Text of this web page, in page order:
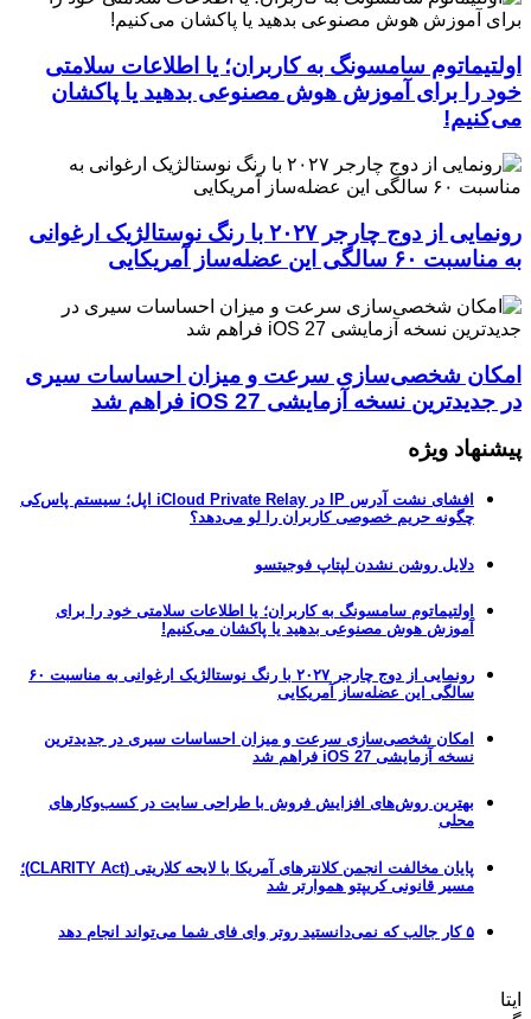
اولتیماتوم سامسونگ به کاربران؛ یا اطلاعات سلامتی
خود را برای آموزش هوش مصنوعی بدهید یا پاکشان
می‌کنیم!
رونمایی از دوج چارجر ۲۰۲۷ با رنگ نوستالژیک ارغوانی
به مناسبت ۶۰ سالگی این عضله‌ساز آمریکایی
امکان شخصی‌سازی سرعت و میزان احساسات سیری
در جدیدترین نسخه آزمایشی iOS 27 فراهم شد
پیشنهاد ویژه
افشای نشت آدرس IP در iCloud Private Relay اپل؛ سیستم پاس‌کی
چگونه حریم خصوصی کاربران را لو می‌دهد؟
دلایل روشن نشدن لپتاپ فوجیتسو
اولتیماتوم سامسونگ به کاربران؛ یا اطلاعات سلامتی خود را برای
آموزش هوش مصنوعی بدهید یا پاکشان می‌کنیم!
رونمایی از دوج چارجر ۲۰۲۷ با رنگ نوستالژیک ارغوانی به مناسبت ۶۰
سالگی این عضله‌ساز آمریکایی
امکان شخصی‌سازی سرعت و میزان احساسات سیری در جدیدترین
نسخه آزمایشی iOS 27 فراهم شد
بهترین روش‌های افزایش فروش با طراحی سایت در کسب‌وکارهای
محلی
پایان مخالفت انجمن کلانترهای آمریکا با لایحه کلاریتی (CLARITY Act)؛
مسیر قانونی کریپتو هموارتر شد
۵ کار جالب که نمی‌دانستید روتر وای فای شما می‌تواند انجام دهد
ایتا